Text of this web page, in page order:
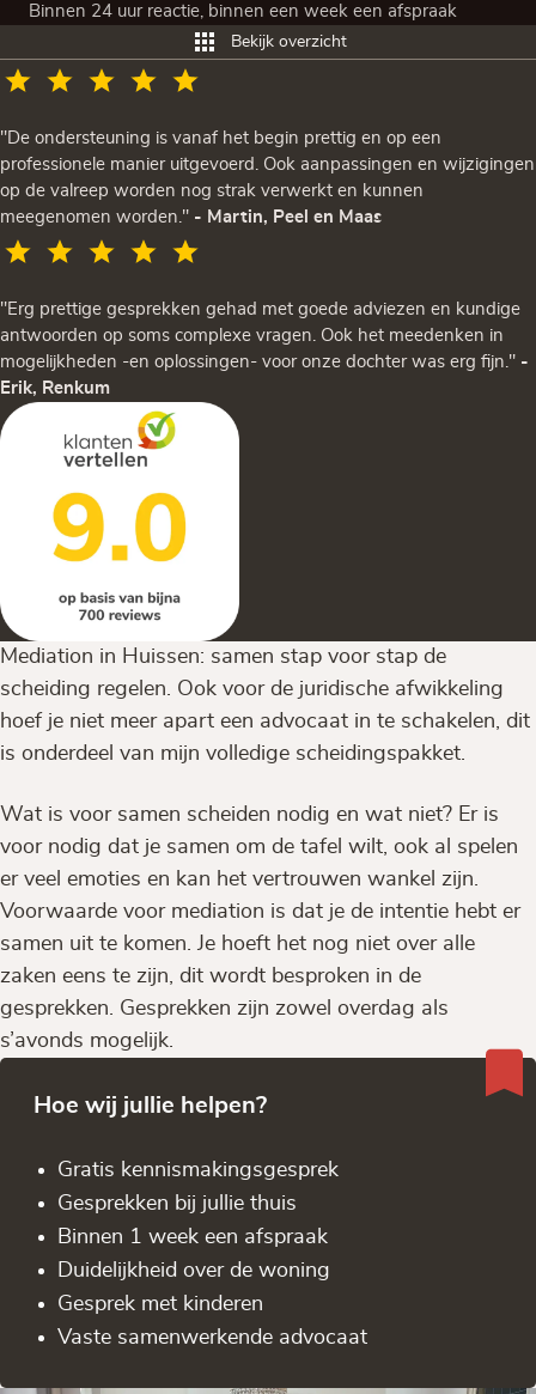
Binnen 24 uur reactie, binnen een week een afspraak
Bekijk overzicht
"De ondersteuning is vanaf het begin prettig en op een
professionele manier uitgevoerd. Ook aanpassingen en wijzigingen
op de valreep worden nog strak verwerkt en kunnen
meegenomen worden." - Martin, Peel en Maas
"Erg prettige gesprekken gehad met goede adviezen en kundige
antwoorden op soms complexe vragen. Ook het meedenken in
mogelijkheden -en oplossingen- voor onze dochter was erg fijn." -
Erik, Renkum
Mediation in Huissen: samen stap voor stap de
scheiding regelen. Ook voor de juridische afwikkeling
hoef je niet meer apart een advocaat in te schakelen, dit
is onderdeel van mijn volledige scheidingspakket.
Wat is voor samen scheiden nodig en wat niet? Er is
voor nodig dat je samen om de tafel wilt, ook al spelen
er veel emoties en kan het vertrouwen wankel zijn.
Voorwaarde voor mediation is dat je de intentie hebt er
samen uit te komen. Je hoeft het nog niet over alle
zaken eens te zijn, dit wordt besproken in de
gesprekken. Gesprekken zijn zowel overdag als
s’avonds mogelijk.
Hoe wij jullie helpen?
Gratis kennis­makingsgesprek
Gesprekken bij jullie thuis
Binnen 1 week een afspraak
Duidelijkheid over de woning
Gesprek met kinderen
Vaste samenwerkende advocaat